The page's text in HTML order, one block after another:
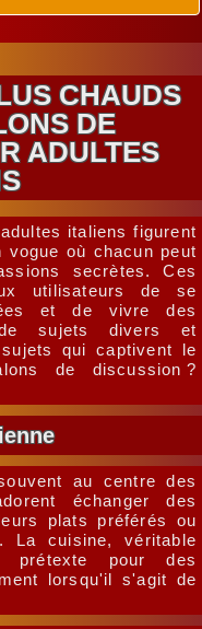
CHAUDS
DE
ADULTES
italiens figurent
où chacun peut
secrètes. Ces
utilisateurs de se
et de vivre des
de sujets divers et
qui captivent le
de discussion ?
au centre des
échanger des
plats préférés ou
La cuisine, véritable
prétexte pour des
lorsqu'il s'agit de